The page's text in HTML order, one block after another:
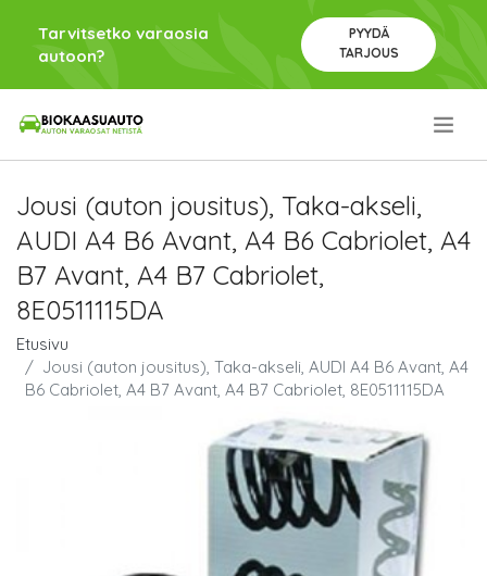
Tarvitsetko varaosia
autoon?
PYYDÄ
TARJOUS
Jousi (auton jousitus), Taka-akseli,
AUDI A4 B6 Avant, A4 B6 Cabriolet, A4
B7 Avant, A4 B7 Cabriolet,
8E0511115DA
Etusivu
Jousi (auton jousitus), Taka-akseli, AUDI A4 B6 Avant, A4
B6 Cabriolet, A4 B7 Avant, A4 B7 Cabriolet, 8E0511115DA